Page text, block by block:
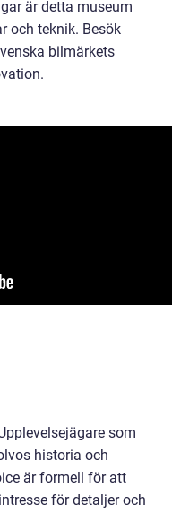
är detta museum
och teknik. Besök
bilmärkets
som
historia och
är formell för att
för detaljer och